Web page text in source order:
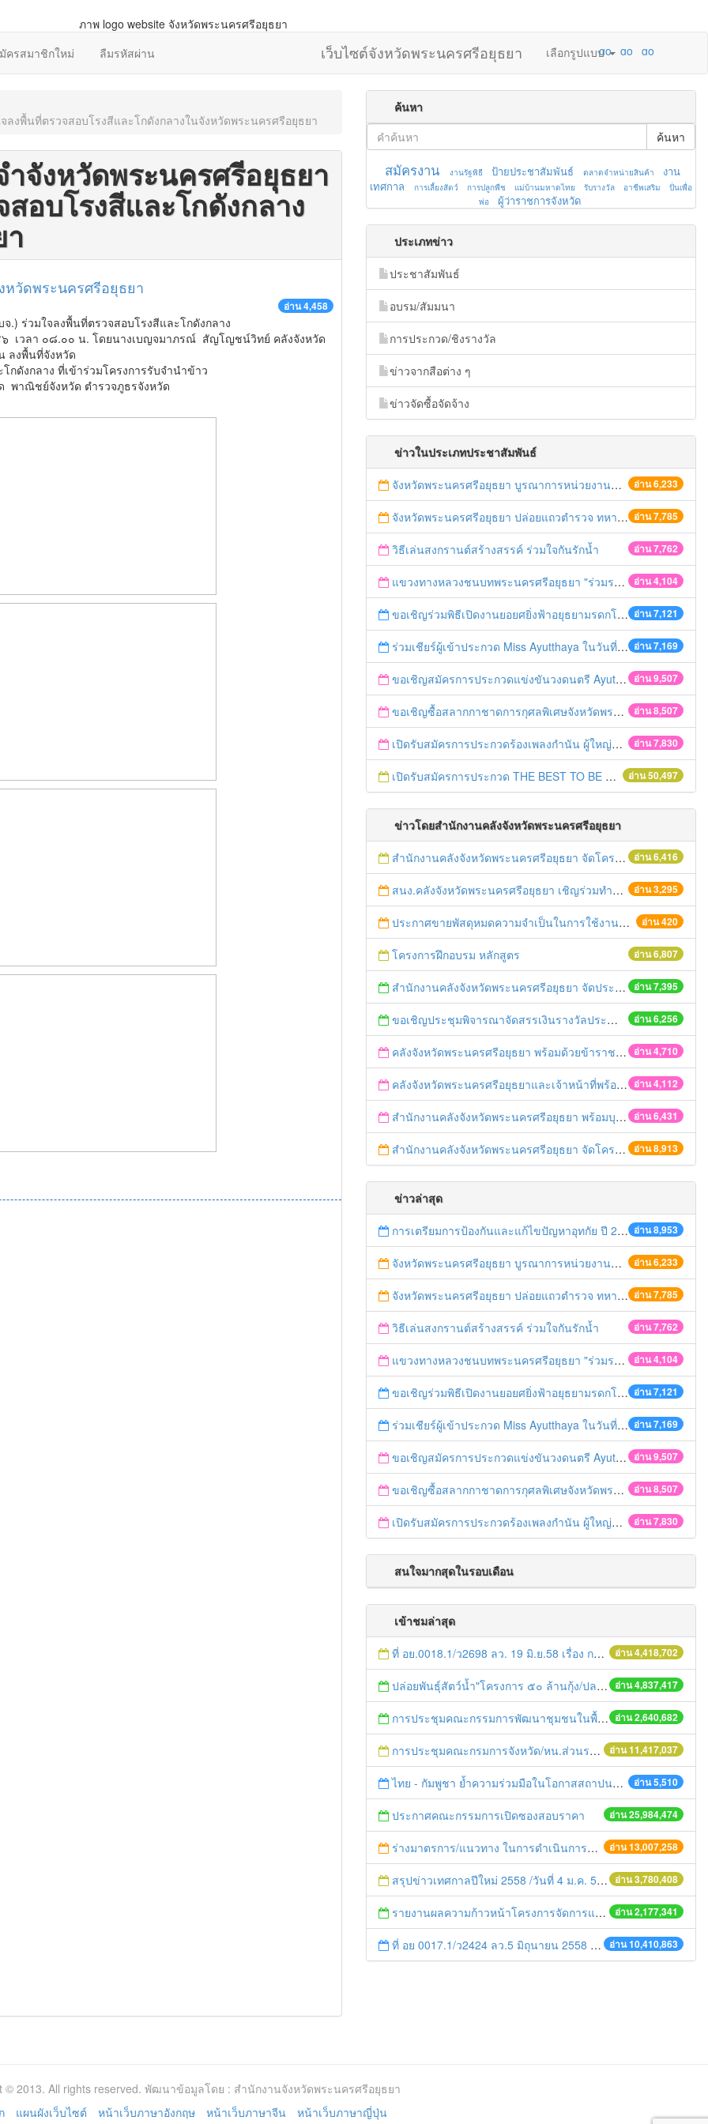
ครสมาชิกใหม่ ลืมรหัสผ่าน เว็บไซต์จังหวัดพระนครศรีอยุธยา เลือกรูปแบบ
งพื้นที่ตรวจสอบโรงสีและโกดังกลางในจังหวัดพระนครศรีอยุธยา
จังหวัดพระนครศรีอยุธยา
อบโรงสีและโกดังกลาง
หวัดพระนครศรีอยุธยา
อ่าน 4,458
.) ร่วมใจลงพื้นที่ตรวจสอบโรงสีและโกดังกลาง
เวลา ๐๘.๐๐ น. โดยนางเบญจมาภรณ์ สัญโญชน์วิทย์ คลังจังหวัด
ลงพื้นที่จังหวัด
ดังกลาง ที่เข้าร่วมโครงการรับจำนำข้าว
พาณิชย์จังหวัด ตำรวจภูธรจังหวัด
ค้นหา
ค้นหา
สมัครงาน งานรัฐพิธี ป้ายประชาสัมพันธ์ ตลาดจำหน่ายสินค้า
งาน
เทศกาล
การเลี้ยงสัตว์ การปลูกพืช แม่บ้านมหาดไทย รับรางวัล อาชีพเสริม
ปั่นเพื่อ
พ่อ
ผู้ว่าราชการจังหวัด
ประเภทข่าว
ประชาสัมพันธ์
อบรม/สัมมนา
การประกวด/ชิงรางวัล
ข่าวจากสือต่าง ๆ
ข่าวจัดซื้อจัดจ้าง
ข่าวในประเภทประชาสัมพันธ์
อ่าน 6,233
จังหวัดพระนครศรีอยุธยา บูรณาการหน่วยงานที่เกี่ยวข้อง ลงพื้นที่จัดระเบียบและดำเนินมาตรการตามบทลงโทษสูงสุดกับผู้ประกอบการร้านค้าที่ยังฝ่าฝืนตั้งร้านค้ารุกล้ำเขตพื้นที่ทางหลวง เตรียมความปลอดภัยก่อนเทศกาลสงกรานต์
อ่าน 7,785
จังหวัดพระนครศรีอยุธยา ปล่อยแถวตำรวจ ทหาร ฝ่ายปกครอง กว่า 100 นาย ตรวจเข้มท่ารถสาธารณะ สถานีขนส่งรถโดยสาร วินรถตู้ และสถานีรถไฟ เตรียมรับมือเทศกาลสงกรานต์
อ่าน 7,762
วิธีเล่นสงกรานต์สร้างสรรค์ ร่วมใจกันรักน้ำ
อ่าน 4,104
แขวงทางหลวงชนบทพระนครศรีอยุธยา "ร่วมรณรงค์ ขับช้า เปิดไฟหน้า คาดเข็มขัด" เทศกาลสงกรานต์ ปี 2561
อ่าน 7,121
ขอเชิญร่วมพิธีเปิดงานยอยศยิ่งฟ้าอยุธยามรดกโลก
อ่าน 7,169
ร่วมเชียร์ผู้เข้าประกวด Miss Ayutthaya ในวันที่ 15 ธันวาคม 2560
อ่าน 9,507
ขอเชิญสมัครการประกวดแข่งขันวงดนตรี Ayutthaya battle of the bands
อ่าน 8,507
ขอเชิญซื้อสลากกาชาดการกุศลพิเศษจังหวัดพระนครศรีอยุธยา 2560
อ่าน 7,830
เปิดรับสมัครการประกวดร้องเพลงกำนัน ผู้ใหญ่บ้าน ฯลฯ
อ่าน 50,497
เปิดรับสมัครการประกวด THE BEST TO BE NUMBER ONE
ข่าวโดยสำนักงานคลังจังหวัดพระนครศรีอยุธยา
อ่าน 6,416
สำนักงานคลังจังหวัดพระนครศรีอยุธยา จัดโครงการฝึกอบรมเชิงปฏิบัติการ "การจัดซื้อจัดจ้างด้วยวิธีตลาดอิเล็กทรอนิกส์ (e-market)และวิธีประกวดราคาอิเล็กทรอนิกส์ (e-bidding)" ในวันที่ 4 เมษายน 2559 ณ อาคารราชภัฎ 100ปี ชั้น 2 มหาวิทยาลัยราชภัฎพระนครศรีอยุธยา
อ่าน 3,295
สนง.คลังจังหวัดพระนครศรีอยุธยา เชิญร่วมทำบุญตักบาตร วันศุกร์ที่ 12 กันยายน 2557 ณ บริเวณตลาดนัด หลังอาคาร 7 ชั้น ศูนย์ราชการจังหวัดพระนครศรีอยุธยา
อ่าน 420
ประกาศขายพัสดุหมดความจำเป็นในการใช้งานของสำนักงานคลังจังหวัดพระนครศรีอยุธยา
อ่าน 6,807
โครงการฝึกอบรม หลักสูตร
อ่าน 7,395
สำนักงานคลังจังหวัดพระนครศรีอยุธยา จัดประชุมคณะกรรมการพิจารณากิจกรรมทางเศรษฐกิจ GPP ครั้งที่ ๑/๒๕๕๖
อ่าน 6,256
ขอเชิญประชุมพิจารณาจัดสรรเงินรางวัลประจำปีงบประมาณ พ.ศ. 2554
อ่าน 4,710
คลังจังหวัดพระนครศรีอยุธยา พร้อมด้วยข้าราชการสำนักงานคลังจังหวัดพระนครศรีอยุธยา ร่วมพิธีเฉลิมพระเกียรติสมเด็จพระนางเจ้าฯ พระบรมราชินีนาถ เนื่องในโอกาสพระราชพิธีมหามงคลเฉลิมพระชนมพรรษา ๘๑ พรรษา
อ่าน 4,112
คลังจังหวัดพระนครศรีอยุธยาและเจ้าหน้าที่พร้อมด้วยคลังเขต ๑ เข้าร่วมกิจกรรมงาน“นวัตศิลป์ไทย เทิดไท้ องค์ราชินี”
อ่าน 6,431
สำนักงานคลังจังหวัดพระนครศรีอยุธยา พร้อมบุคลากรสำนักงานคลังจังหวัดพระนครศรีอยุธยา เข้าร่วมกิจกรรมเฉลิมพระเกียรติฯ “อนุรักษ์เอกลักษณ์ไทย ถวายองค์ราชินี”
อ่าน 8,913
สำนักงานคลังจังหวัดพระนครศรีอยุธยา จัดโครงการอบรม “เสริมสร้างความเข้าใจเกี่ยวกับระเบียบกระทรวงการคลังว่าด้วยเงินทดรองราชการเพื่อช่วยเหลือผู้ประสบภัยพิบัติ กรณีฉุกเฉิน พ.ศ. ๒๕๕๖
ข่าวล่าสุด
อ่าน 8,953
การเตรียมการป้องกันและแก้ไขปัญหาอุทกัย ปี 2561
อ่าน 6,233
จังหวัดพระนครศรีอยุธยา บูรณาการหน่วยงานที่เกี่ยวข้อง ลงพื้นที่จัดระเบียบและดำเนินมาตรการตามบทลงโทษสูงสุดกับผู้ประกอบการร้านค้าที่ยังฝ่าฝืนตั้งร้านค้ารุกล้ำเขตพื้นที่ทางหลวง เตรียมความปลอดภัยก่อนเทศกาลสงกรานต์
อ่าน 7,785
จังหวัดพระนครศรีอยุธยา ปล่อยแถวตำรวจ ทหาร ฝ่ายปกครอง กว่า 100 นาย ตรวจเข้มท่ารถสาธารณะ สถานีขนส่งรถโดยสาร วินรถตู้ และสถานีรถไฟ เตรียมรับมือเทศกาลสงกรานต์
อ่าน 7,762
วิธีเล่นสงกรานต์สร้างสรรค์ ร่วมใจกันรักน้ำ
อ่าน 4,104
แขวงทางหลวงชนบทพระนครศรีอยุธยา "ร่วมรณรงค์ ขับช้า เปิดไฟหน้า คาดเข็มขัด" เทศกาลสงกรานต์ ปี 2561
อ่าน 7,121
ขอเชิญร่วมพิธีเปิดงานยอยศยิ่งฟ้าอยุธยามรดกโลก
อ่าน 7,169
ร่วมเชียร์ผู้เข้าประกวด Miss Ayutthaya ในวันที่ 15 ธันวาคม 2560
อ่าน 9,507
ขอเชิญสมัครการประกวดแข่งขันวงดนตรี Ayutthaya battle of the bands
อ่าน 8,507
ขอเชิญซื้อสลากกาชาดการกุศลพิเศษจังหวัดพระนครศรีอยุธยา 2560
อ่าน 7,830
เปิดรับสมัครการประกวดร้องเพลงกำนัน ผู้ใหญ่บ้าน ฯลฯ
สนใจมากสุดในรอบเดือน
เข้าชมล่าสุด
อ่าน 4,418,702
ที่ อย.0018.1/ว2698 ลว. 19 มิ.ย.58 เรื่อง การแก้ไขปัญหาหนี้สินให้แก่เกษตรกร
อ่าน 4,837,417
ปล่อยพันธุ์สัตว์น้ำ"โครงการ ๕๐ ล้านกุ้ง/ปลา ฟื้นชีวิตใหม่ให้เจ้าพระยา
อ่าน 2,640,682
การประชุมคณะกรรมการพัฒนาชุมชนในพื้นที่รอบโรงไฟฟ้า (คพรฟ.) ครั้งที่ 2/2558 กองทุนพัฒนาไฟฟ้าบริษัท โรจนะเพาเวอร์ จำกัด
อ่าน 11,417,037
การประชุมคณะกรมการจังหวัด/หน.ส่วนราชการประจำเดือน มิถุนายน 2558
อ่าน 5,510
ไทย - กัมพูชา ย้ำความร่วมมือในโอกาสสถาปนาความสัมพันธ์ทางการทูตครบรอบ 65 ปี
อ่าน 25,984,474
ประกาศคณะกรรมการเปิดซองสอบราคา
อ่าน 13,007,258
ร่างมาตรการ/แนวทาง ในการดำเนินการประกอบการตรวจราชการแบบบูรณาการ
อ่าน 3,780,408
สรุปข่าวเทศกาลปีใหม่ 2558 /วันที่ 4 ม.ค. 58
อ่าน 2,177,341
รายงานผลความก้าวหน้าโครงการจัดการแก้ไขปัญหาขยะ สัปดาห์ที่ 9/2558
อ่าน 10,410,863
ที่ อย 0017.1/ว2424 ลว.5 มิถุนายน 2558 เรื่อง แจ้งกำหนดตรวจประเมินและให้คะแนนหน่วยงานที่สมัครเข้าร่วมโครงการพัฒนาหน่วยงานต้นแบบในการจัดตั้งศูนย์ข้อมูลข่าวสารของราชการฯ ประจำปีงบประมาณ พ.ศ. 2558
© 2013. All rights reserved. พัฒนาข้อมูลโดย : สำนักงานจังหวัดพระนครศรีอยุธยา
แผนผังเว็บไซต์ หน้าเว็บภาษาอังกฤษ หน้าเว็บภาษาจีน หน้าเว็บภาษาญี่ปุ่น